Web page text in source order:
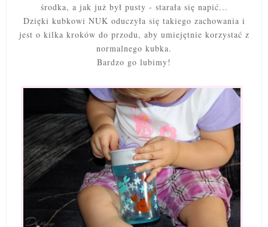
środka, a jak już był pusty - starała się napić...
Dzięki kubkowi NUK oduczyła się takiego zachowania i
jest o kilka kroków do przodu, aby umiejętnie korzystać z
normalnego kubka.
Bardzo go lubimy!